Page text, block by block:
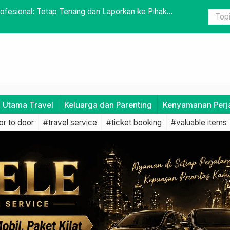
dengan Travel Door to Door
Travel
Utama Travel Keluarga dan Parenting Kenyamanan
to door #travel service #ticket booking #valuable items